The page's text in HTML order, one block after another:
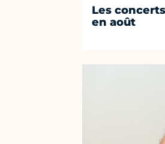
Les
en août